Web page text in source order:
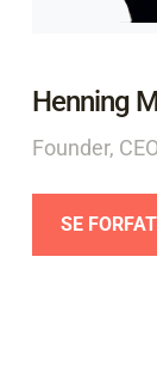
Henning
Founder,
SE